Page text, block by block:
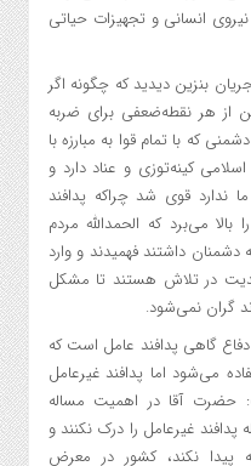
انسانی و تجهیزات حیاتی
بنزین دیدید که چگونه اگر
از هر نقطه‌ضعفی برای ضربه
که با تمام قوا به مبارزه با
کینه‌توزی و عناد دارد و
ندارد قوی شد چراکه پدافند
بالا می‌برد که الحمدالله مردم
داشتند فهمیدند و وارد
در تلاش هستند تا مشکل
گران نمی‌شود.
گاهی پدافند عامل است که
می‌شود اما پدافند غیرعامل
حضرت آقا در اهمیت مساله
غیرعامل را درک نکنند و
پیدا نکند، کشور در معرض